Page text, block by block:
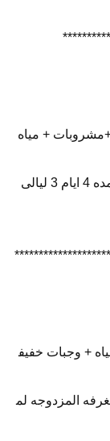
+ مياه
هذه العروض للعروسين فى غرفة على البحر لمده 4 ايام 3 ليالى
+ وجبات خفيف
الغرفه المزدوجه لم